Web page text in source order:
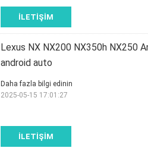
İLETIŞIM
Lexus NX NX200 NX350h NX250
android auto
İLETIŞIM
Daha fazla bilgi edinin
2025-05-15 17:01:27